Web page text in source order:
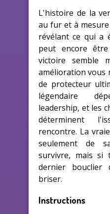
L'histoire de la
au fur et à
révélant ce qui a
peut encore être
victoire semble
amélioration vous
de protecteur
légendaire
leadership, et les
déterminent
rencontre. La
seulement de
survivre, mais si
dernier
briser.
Instructions